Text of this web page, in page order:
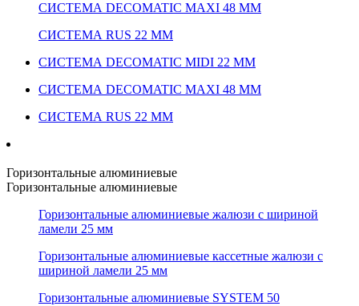
СИСТЕМА DECOMATIC MAXI 48 ММ
СИСТЕМА RUS 22 ММ
СИСТЕМА DECOMATIC MIDI 22 ММ
СИСТЕМА DECOMATIC MAXI 48 ММ
СИСТЕМА RUS 22 ММ
Горизонтальные алюминиевые
Горизонтальные алюминиевые
Горизонтальные алюминиевые жалюзи с шириной
ламели 25 мм
Горизонтальные алюминиевые кассетные жалюзи с
шириной ламели 25 мм
Горизонтальные алюминиевые SYSTEM 50